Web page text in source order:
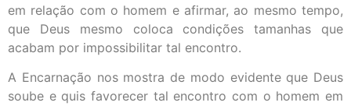
em relação com o homem e afirmar, ao mesmo tempo,
que Deus mesmo coloca condições tamanhas que
acabam por impossibilitar tal encontro.
A Encarnação nos mostra de modo evidente que Deus
soube e quis favorecer tal encontro com o homem em